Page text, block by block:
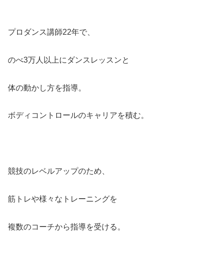
プロダンス講師22年で、
のべ3万人以上にダンスレッスンと
体の動かし方を指導。
ボディコントロールのキャリアを積む。
競技のレベルアップのため、
筋トレや様々なトレーニングを
複数のコーチから指導を受ける。